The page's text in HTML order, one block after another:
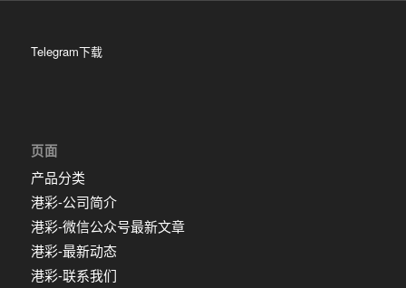
Telegram下载
页面
产品分类
港彩-公司简介
港彩-微信公众号最新文章
港彩-最新动态
港彩-联系我们